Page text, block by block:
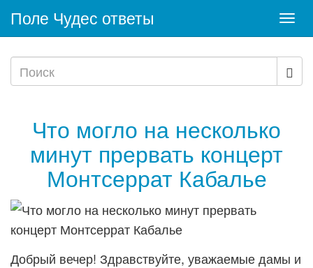
Поле Чудес ответы
Что могло на несколько
минут прервать концерт
Монтсеррат Кабалье
Добрый вечер! Здравствуйте, уважаемые дамы и